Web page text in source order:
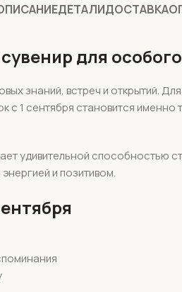
ДЕТАЛИДОСТАВКА
для
знаний, встреч и открытий.
1 сентября становится
удивительной способностью
и позитивом.